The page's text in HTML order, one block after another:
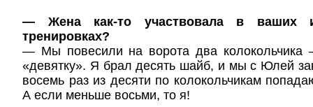
— Жена как-то участвовала в ваших
тренировках?
— Мы повесили на ворота два
«девятку». Я брал десять шайб, и мы с Юлей
восемь раз из десяти по колокольчикам
А если меньше восьми, то я!